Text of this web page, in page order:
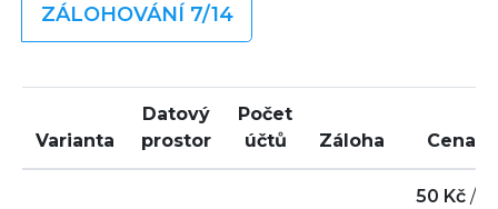
ZÁLOHOVÁNÍ 7/14
Varianta
Datový
prostor
Počet
účtů
Záloha Cena
50 Kč /